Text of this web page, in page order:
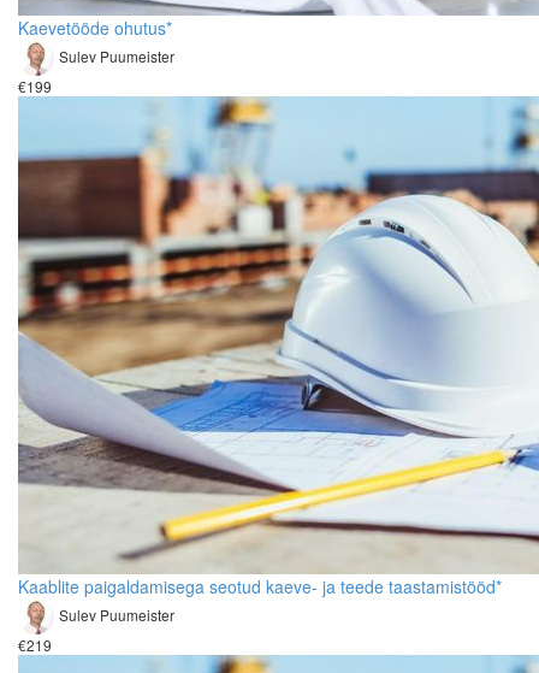
Kaevetööde ohutus*
Sulev Puumeister
€199
Kaablite paigaldamisega seotud kaeve- ja teede taastamistööd*
Sulev Puumeister
€219